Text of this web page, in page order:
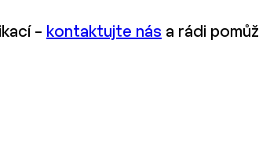
– kontaktujte nás a rádi